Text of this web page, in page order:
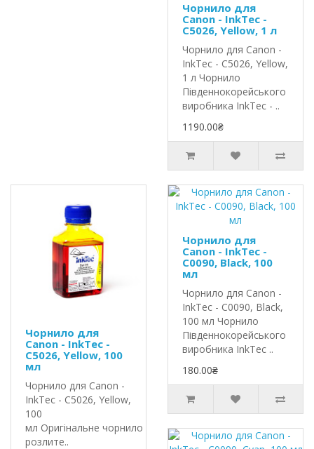
Чорнило для
Canon - InkTec -
C5026, Yellow, 1 л
Чорнило для Canon -
InkTec - C5026, Yellow,
1 л Чорнило
Південнокорейського
виробника InkTec - ..
1190.00₴
Чорнило для
Canon - InkTec -
C5026, Yellow, 100
мл
Чорнило для Canon -
InkTec - C5026, Yellow,
100
мл Оригінальне чорнило InkTec
розлите..
Чорнило для
Canon - InkTec -
C0090, Black, 100
мл
Чорнило для Canon -
InkTec - C0090, Black,
100 мл Чорнило
Південнокорейського
виробника InkTec ..
180.00₴